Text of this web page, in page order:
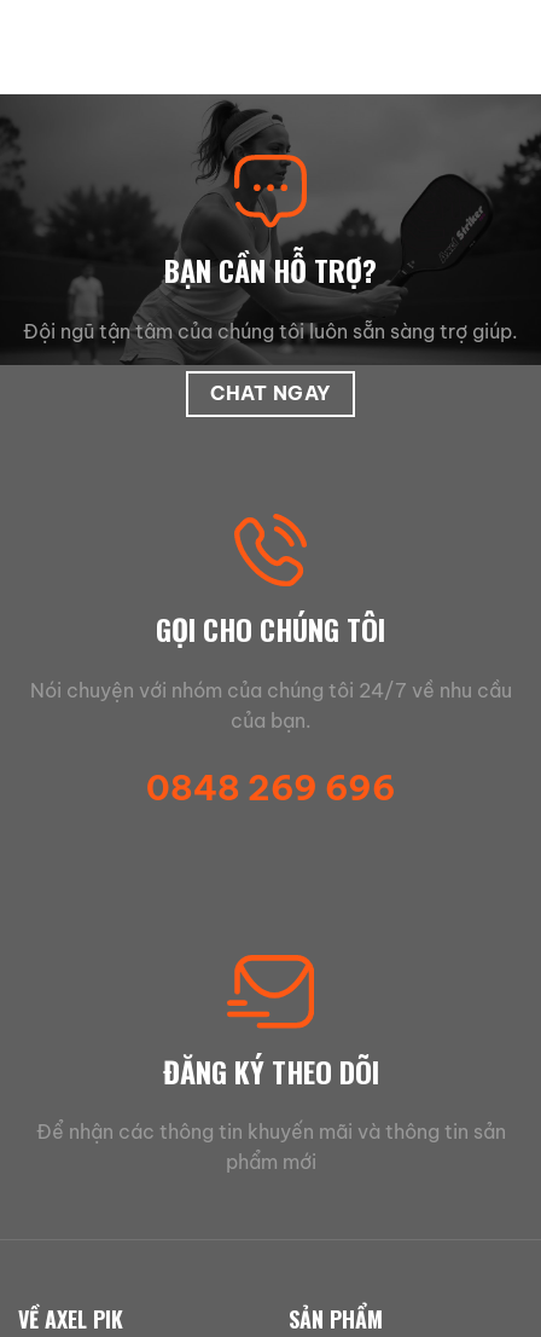
BẠN CẦN HỖ TRỢ?
Đội ngũ tận tâm của chúng tôi luôn sẵn sàng trợ giúp.
CHAT NGAY
GỌI CHO CHÚNG TÔI
Nói chuyện với nhóm của chúng tôi 24/7 về nhu cầu
của bạn.
0848 269 696
ĐĂNG KÝ THEO DÕI
Để nhận các thông tin khuyến mãi và thông tin sản
phẩm mới
VỀ AXEL PIK SẢN PHẨM